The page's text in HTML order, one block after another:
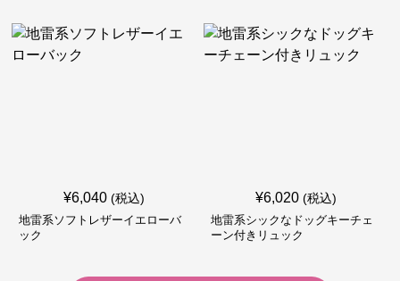
¥6,040 (税込)
地雷系ソフトレザーイエローバ
ック
¥6,020 (税込)
地雷系シックなドッグキーチェ
ーン付きリュック